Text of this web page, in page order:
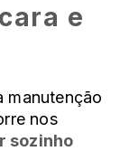
e
manutenção
nos
sozinho